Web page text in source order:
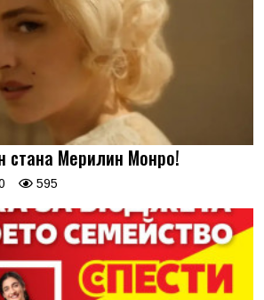
Мерилин Монро!
595